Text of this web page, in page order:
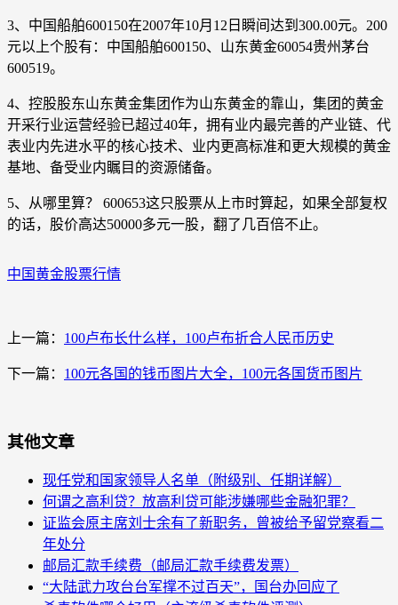
3、中国船舶600150在2007年10月12日瞬间达到300.00元。200
元以上个股有：中国船舶600150、山东黄金60054贵州茅台
600519。
4、控股股东山东黄金集团作为山东黄金的靠山，集团的黄金
开采行业运营经验已超过40年，拥有业内最完善的产业链、代
表业内先进水平的核心技术、业内更高标准和更大规模的黄金
基地、备受业内瞩目的资源储备。
5、从哪里算？ 600653这只股票从上市时算起，如果全部复权
的话，股价高达50000多元一股，翻了几百倍不止。
中国黄金股票行情
上一篇： 100卢布长什么样，100卢布折合人民币历史
下一篇： 100元各国的钱币图片大全，100元各国货币图片
其他文章
现任党和国家领导人名单（附级别、任期详解）
何谓之高利贷？放高利贷可能涉嫌哪些金融犯罪？
证监会原主席刘士余有了新职务，曾被给予留党察看二
年处分
邮局汇款手续费（邮局汇款手续费发票）
“大陆武力攻台台军撑不过百天”，国台办回应了